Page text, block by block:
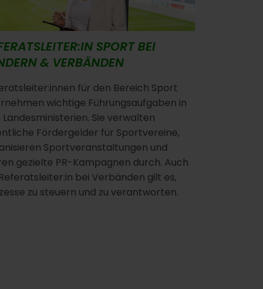
SPORT BEI
& VERBÄNDEN
für den Bereich Sport
wichtige Führungsaufgaben in
Landesministerien. Sie verwalten
Fördergelder für Sportvereine,
Sportveranstaltungen und
gezielte PR-Kampagnen durch. Auch
bei Verbänden gilt es,
zu steuern und zu verantworten.